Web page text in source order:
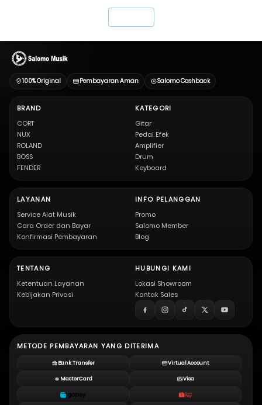
100% Original Pembayaran Aman Salomo Cashback
BRAND
CORT
NUX
ROLAND
BOSS
FENDER
KATEGORI
Gitar
Pedal Efek
Amplifier
Drum
Keyboard
LAYANAN
Service Alat Musik
Cara Order dan Bayar
Konfirmasi Pembayaran
INFO PELANGGAN
Promo
Salomo Member
Blog
TENTANG
Ketentuan Layanan
Kebijakan Privasi
HUBUNGI KAMI
Lokasi Showroom
Kontak Sales
METODE PEMBAYARAN YANG DITERIMA
Bank Transfer Virtual Account
MasterCard Visa